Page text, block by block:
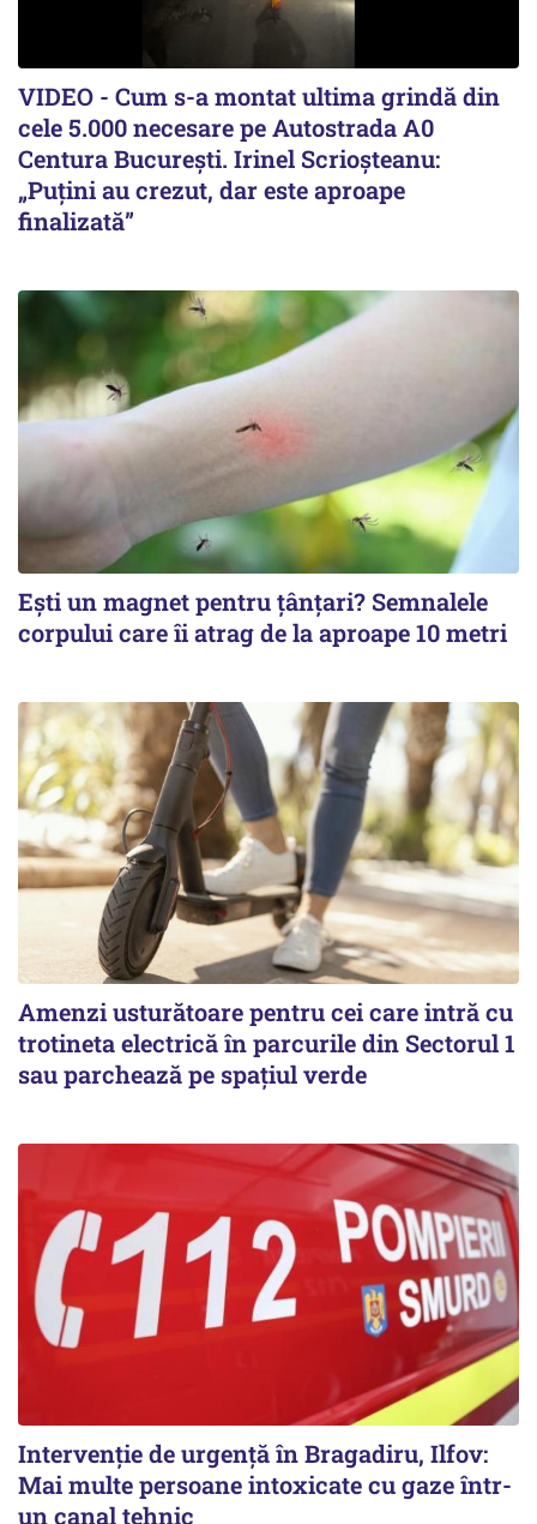
VIDEO - Cum s-a montat ultima grindă din
cele 5.000 necesare pe Autostrada A0
Centura București. Irinel Scrioșteanu:
„Puțini au crezut, dar este aproape
finalizată”
Ești un magnet pentru țânțari? Semnalele
corpului care îi atrag de la aproape 10 metri
Amenzi usturătoare pentru cei care intră cu
trotineta electrică în parcurile din Sectorul 1
sau parchează pe spațiul verde
Intervenție de urgență în Bragadiru, Ilfov:
Mai multe persoane intoxicate cu gaze într-
un canal tehnic